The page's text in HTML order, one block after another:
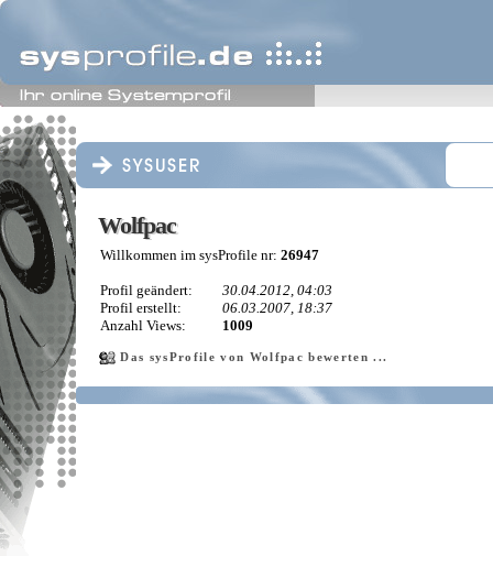
Wolfpac
Wolfpac
Willkommen im sysProfile nr: 26947
Profil geändert:
30.04.2012, 04:03
Profil erstellt:
06.03.2007, 18:37
Anzahl Views:
1009
Das sysProfile von Wolfpac bewerten ...